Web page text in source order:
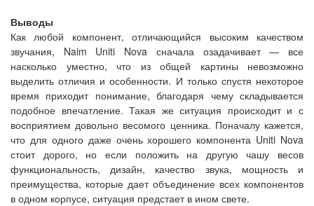
Выводы
Как любой компонент, отличающийся высоким качеством
звучания, Naim Uniti Nova сначала озадачивает — все
насколько уместно, что из общей картины невозможно
выделить отличия и особенности. И только спустя некоторое
время приходит понимание, благодаря чему складывается
подобное впечатление. Такая же ситуация происходит и с
восприятием довольно весомого ценника. Поначалу кажется,
что для одного даже очень хорошего компонента Uniti Nova
стоит дорого, но если положить на другую чашу весов
функциональность, дизайн, качество звука, мощность и
преимущества, которые дает объединение всех компонентов
в одном корпусе, ситуация предстает в ином свете.